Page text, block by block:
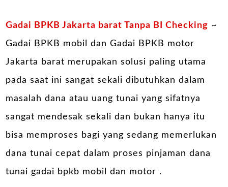
Gadai BPKB Jakarta barat Tanpa BI Checking ~
Gadai BPKB mobil dan Gadai BPKB motor
Jakarta barat merupakan solusi paling utama
pada saat ini sangat sekali dibutuhkan dalam
masalah dana atau uang tunai yang sifatnya
sangat mendesak sekali dan bukan hanya itu
bisa memproses bagi yang sedang memerlukan
dana tunai cepat dalam proses pinjaman dana
tunai gadai bpkb mobil dan motor .